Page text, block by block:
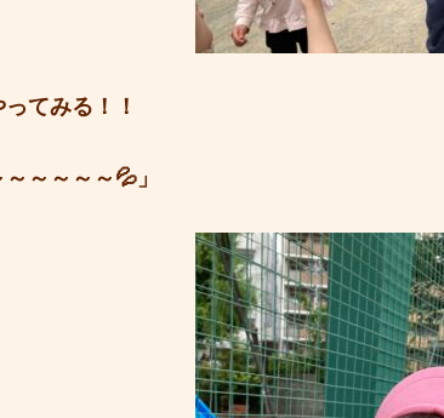
てみる！！
～～～～～💦」